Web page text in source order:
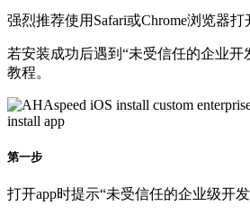
强烈推荐使用Safari或Chrome浏览器打
若安装成功后遇到“未受信任的企业开
教程。
第一步
打开app时提示“未受信任的企业级开